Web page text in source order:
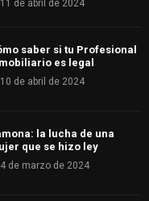
11 de abril de 2024
saber si tu Profesional
es legal
10 de abril de 2024
la lucha de una
que se hizo ley
4 de marzo de 2024